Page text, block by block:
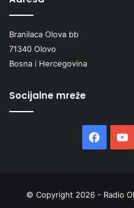
Branilaca Olova bb
71340 Olovo
Bosna i Hercegovina
Socijalne mreže
© Copyright 2026 - Radio